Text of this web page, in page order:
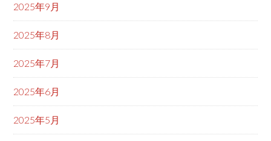
2025年9月
2025年8月
2025年7月
2025年6月
2025年5月